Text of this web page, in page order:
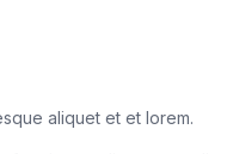
aliquet et et lorem.